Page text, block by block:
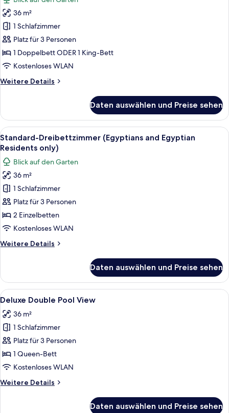
Standard
Double
Room,
1
Bedroom,
Garden
(Egyptians
Residents
only)
anzeigen
36 m²
1 Schlafzimmer
Platz für 3 Personen
1 Doppelbett ODER 1 King-Bett
Kostenloses WLAN
Weitere Details
Weitere
Double
Room,
1
Bedroom,
View
(Egyptians
and
Egyptian
Residents
Daten auswählen und Preise sehen
Alle
Fotos
für
Standard-
Dreibettzimmer
(Egyptians
and
Egyptian
Residents
anzeigen
Ein Hotelzimmer mit zwei Betten,
5
Standard-Dreibettzimmer (Egyptians and Egyptian
Residents only)
Blick auf den Garten
36 m²
1 Schlafzimmer
Platz für 3 Personen
2 Einzelbetten
Kostenloses WLAN
Weitere Details
Weitere
Dreibettzimmer
(Egyptians
and
Residents
only)
Daten auswählen und Preise sehen
Alle
Fotos
für
Deluxe
Double
Pool
View
Ein Hotelzimmer mit Bett,
5
Deluxe Double Pool View
36 m²
1 Schlafzimmer
Platz für 3 Personen
1 Queen-Bett
Kostenloses WLAN
Weitere Details
Weitere
Daten auswählen und Preise sehen